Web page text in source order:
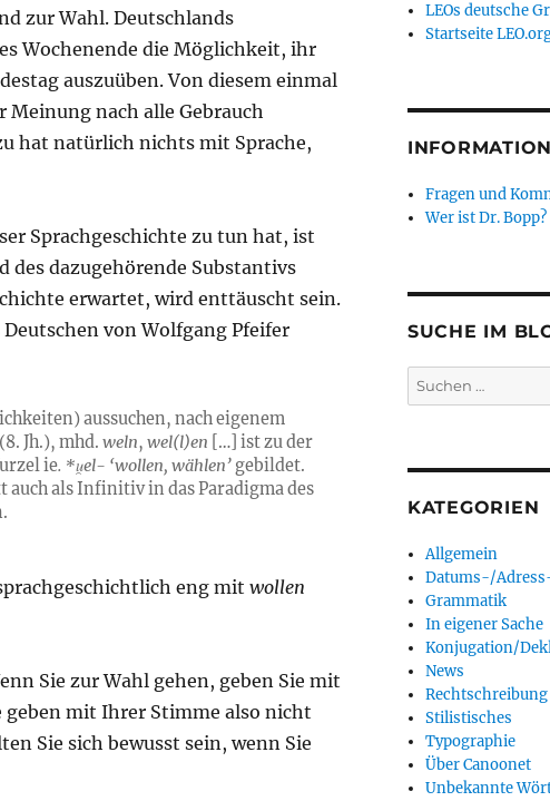
zur Wahl. Deutschlands
Wochenende die Möglichkeit, ihr
auszuüben. Von diesem einmal
nach alle Gebrauch
hat natürlich nichts mit Sprache,
Sprachgeschichte zu tun hat, ist
des dazugehörende Substantivs
erwartet, wird enttäuscht sein.
von Wolfgang Pfeifer
aussuchen, nach eigenem
(8. Jh.), mhd.weln,wel(l)en […] ist zu der
ie. *u̯el- ‘wollen, wählen’ gebildet.
auch als Infinitiv in das Paradigma des
eng mit wollen
Sie zur Wahl gehen, geben Sie mit
geben mit Ihrer Stimme also nicht
Sie sich bewusst sein, wenn Sie
LEOs deutsche
Startseite
Fragen und
Wer ist Dr. Bopp?
SUCHE IM
Suchen
nach:
KATEGORIEN
Allgemein
Datums-/
Grammatik
In eigener Sache
Konjugation/
News
Rechtschreibung
Stilistisches
Typographie
Über Canoonet
Unbekannte